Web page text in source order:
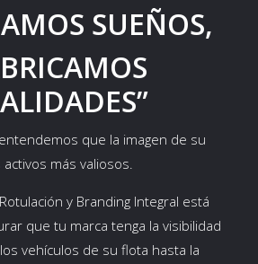
SUEÑOS,
que la imagen de su
más valiosos.
y Branding Integral está
que tu marca tenga la visibilidad
vehículos de su flota hasta la